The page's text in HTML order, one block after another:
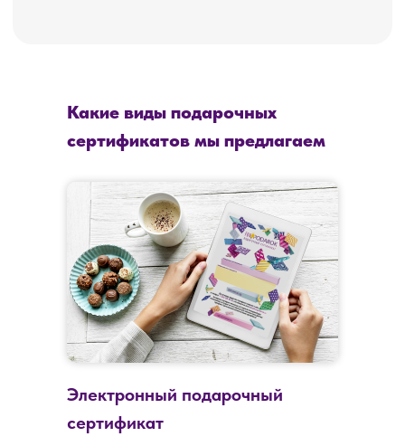
Какие виды подарочных
сертификатов мы предлагаем
Электронный подарочный
сертификат